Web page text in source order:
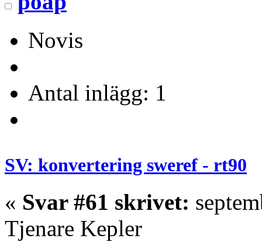
Novis
Antal inlägg: 1
SV: konvertering sweref - rt90
« Svar #61 skrivet:
Tjenare Kepler